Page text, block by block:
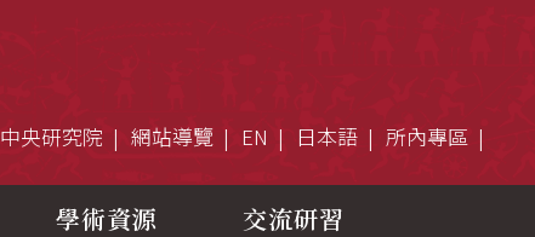
中央研究院 網站導覽 EN 日本語 所內專區
學術資源 交流研習